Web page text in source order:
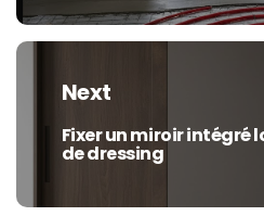
Next
Next
post:
Fixer un miroir intégré
de dressing